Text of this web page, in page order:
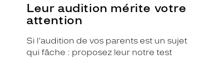
Leur audition mérite votre
attention
Si l'audition de vos parents est un sujet
qui fâche : proposez leur notre test